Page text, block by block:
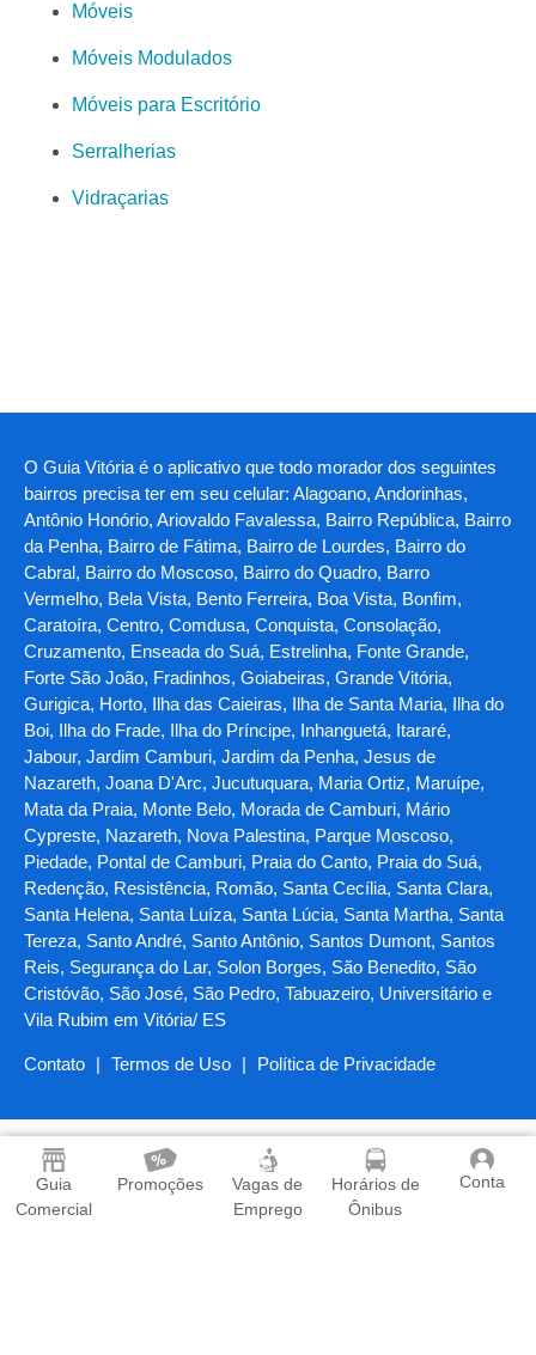
Guia
Comercial
Promoções
Vagas de
Emprego
Horários de
Ônibus
Conta
Móveis
Móveis Modulados
Móveis para Escritório
Serralherias
Vidraçarias
O Guia Vitória é o aplicativo que todo morador dos seguintes
bairros precisa ter em seu celular: Alagoano, Andorinhas,
Antônio Honório, Ariovaldo Favalessa, Bairro República, Bairro
da Penha, Bairro de Fátima, Bairro de Lourdes, Bairro do
Cabral, Bairro do Moscoso, Bairro do Quadro, Barro
Vermelho, Bela Vista, Bento Ferreira, Boa Vista, Bonfim,
Caratoíra, Centro, Comdusa, Conquista, Consolação,
Cruzamento, Enseada do Suá, Estrelinha, Fonte Grande,
Forte São João, Fradinhos, Goiabeiras, Grande Vitória,
Gurigica, Horto, Ilha das Caieiras, Ilha de Santa Maria, Ilha do
Boi, Ilha do Frade, Ilha do Príncipe, Inhanguetá, Itararé,
Jabour, Jardim Camburi, Jardim da Penha, Jesus de
Nazareth, Joana D'Arc, Jucutuquara, Maria Ortiz, Maruípe,
Mata da Praia, Monte Belo, Morada de Camburi, Mário
Cypreste, Nazareth, Nova Palestina, Parque Moscoso,
Piedade, Pontal de Camburi, Praia do Canto, Praia do Suá,
Redenção, Resistência, Romão, Santa Cecília, Santa Clara,
Santa Helena, Santa Luíza, Santa Lúcia, Santa Martha, Santa
Tereza, Santo André, Santo Antônio, Santos Dumont, Santos
Reis, Segurança do Lar, Solon Borges, São Benedito, São
Cristóvão, São José, São Pedro, Tabuazeiro, Universitário e
Vila Rubim em Vitória/ ES
Contato | Termos de Uso | Política de Privacidade